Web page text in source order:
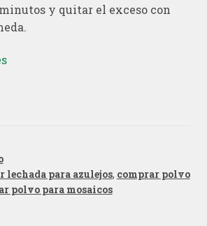
y quitar el exceso con
lechada para azulejos, comprar polvo
polvo para mosaicos